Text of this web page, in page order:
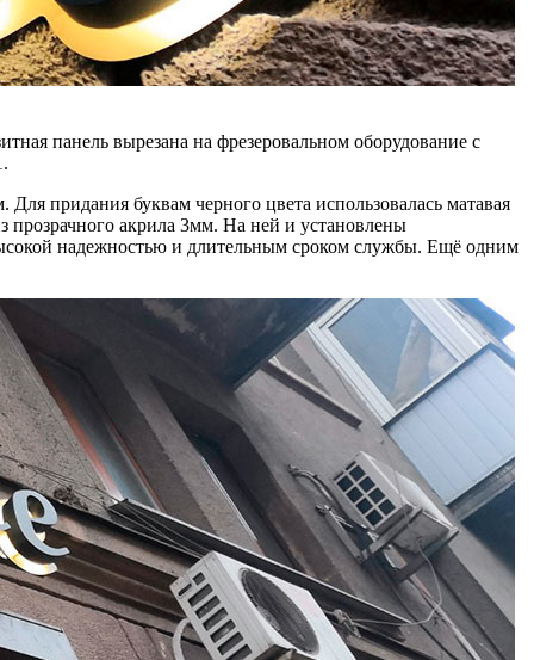
панель вырезана на фрезеровальном оборудование с
придания буквам черного цвета использовалась матавая
прозрачного акрила 3мм. На ней и установлены
надежностью и длительным сроком службы. Ещё одним